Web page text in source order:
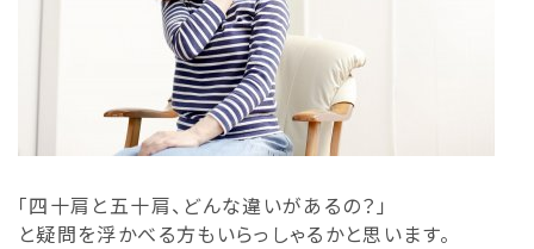
「四十肩と五十肩、どんな違いがあるの？」
と疑問を浮かべる方もいらっしゃるかと思います。